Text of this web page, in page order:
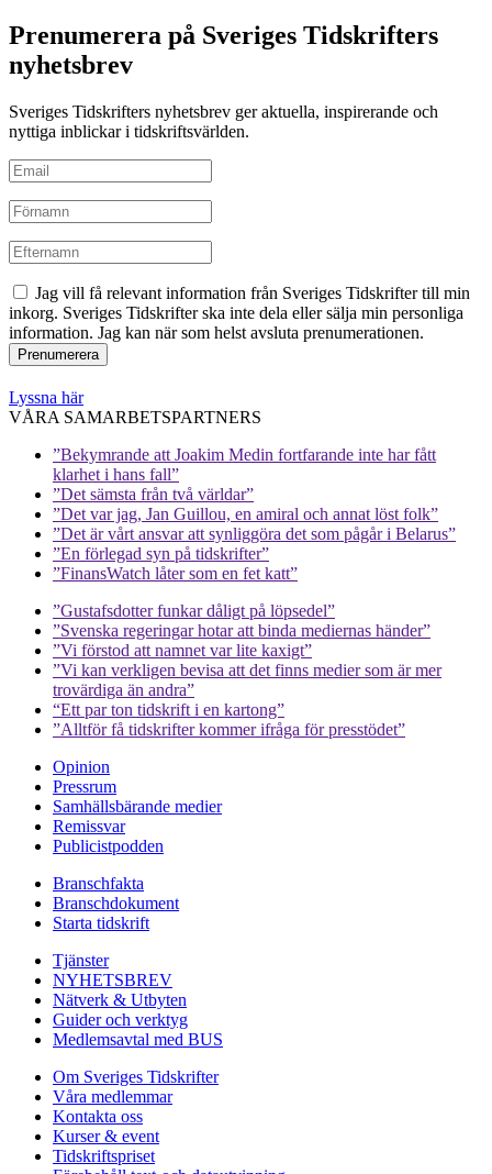
Prenumerera på Sveriges Tidskrifters
nyhetsbrev
Sveriges Tidskrifters nyhetsbrev ger aktuella, inspirerande och
nyttiga inblickar i tidskriftsvärlden.
Jag vill få relevant information från Sveriges Tidskrifter till min
inkorg. Sveriges Tidskrifter ska inte dela eller sälja min personliga
information. Jag kan när som helst avsluta prenumerationen.
Lyssna här
VÅRA SAMARBETSPARTNERS
”Bekymrande att Joakim Medin fortfarande inte har fått
klarhet i hans fall”
”Det sämsta från två världar”
”Det var jag, Jan Guillou, en amiral och annat löst folk”
”Det är vårt ansvar att synliggöra det som pågår i Belarus”
”En förlegad syn på tidskrifter”
”FinansWatch låter som en fet katt”
”Gustafsdotter funkar dåligt på löpsedel”
”Svenska regeringar hotar att binda mediernas händer”
”Vi förstod att namnet var lite kaxigt”
”Vi kan verkligen bevisa att det finns medier som är mer
trovärdiga än andra”
“Ett par ton tidskrift i en kartong”
”Alltför få tidskrifter kommer ifråga för presstödet”
Opinion
Pressrum
Samhällsbärande medier
Remissvar
Publicistpodden
Branschfakta
Branschdokument
Starta tidskrift
Tjänster
NYHETSBREV
Nätverk & Utbyten
Guider och verktyg
Medlemsavtal med BUS
Om Sveriges Tidskrifter
Våra medlemmar
Kontakta oss
Kurser & event
Tidskriftspriset